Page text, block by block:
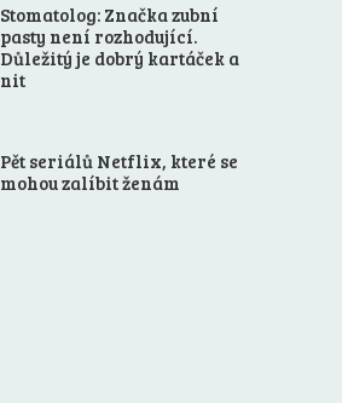
Stomatolog: Značka zubní
pasty není rozhodující.
Důležitý je dobrý kartáček a
nit
Pět seriálů Netflix, které se
mohou zalíbit ženám